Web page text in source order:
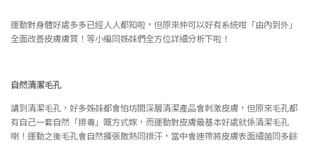
運動對身體好處多多已經人人都知啦，但原來仲可以好有系統咁「由內到外」
全面改善皮膚膚質！等小編同姊妹們全方位詳細分析下啦！
自然清潔毛孔
講到清潔毛孔，好多姊妹都會怕坊間深層清潔產品會刺激皮膚，但原來毛孔都
有自己一套自然「排毒」嘅方式嫁，而運動對皮膚最基本好處就係清潔毛孔
喇！運動之後毛孔會自然擴張散熱同排汗，當中會連帶將皮膚表面細菌同多餘